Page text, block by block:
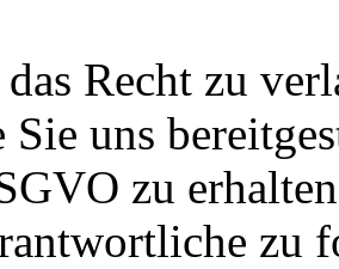
Recht zu
Sie uns
zu
zu